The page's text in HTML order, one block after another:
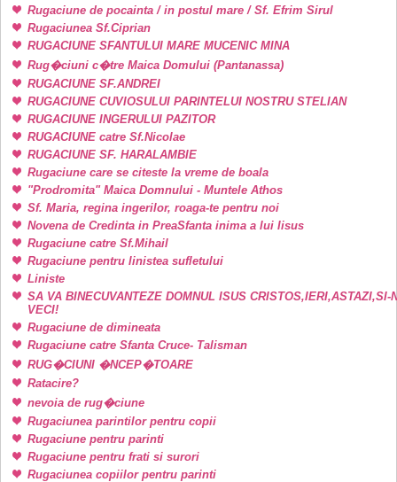
Rugaciune de pocainta / in postul mare / Sf. Efrim Sirul
Rugaciunea Sf.Ciprian
RUGACIUNE SFANTULUI MARE MUCENIC MINA
Rug�ciuni c�tre Maica Domului (Pantanassa)
RUGACIUNE SF.ANDREI
RUGACIUNE CUVIOSULUI PARINTELUI NOSTRU STELIAN
RUGACIUNE INGERULUI PAZITOR
RUGACIUNE catre Sf.Nicolae
RUGACIUNE SF. HARALAMBIE
Rugaciune care se citeste la vreme de boala
"Prodromita" Maica Domnului - Muntele Athos
Sf. Maria, regina ingerilor, roaga-te pentru noi
Novena de Credinta in PreaSfanta inima a lui Iisus
Rugaciune catre Sf.Mihail
Rugaciune pentru linistea sufletului
Liniste
SA VA BINECUVANTEZE DOMNUL ISUS CRISTOS,IERI,ASTAZI,SI-
VECI!
Rugaciune de dimineata
Rugaciune catre Sfanta Cruce- Talisman
RUG�CIUNI �NCEP�TOARE
Ratacire?
nevoia de rug�ciune
Rugaciunea parintilor pentru copii
Rugaciune pentru parinti
Rugaciune pentru frati si surori
Rugaciunea copiilor pentru parinti